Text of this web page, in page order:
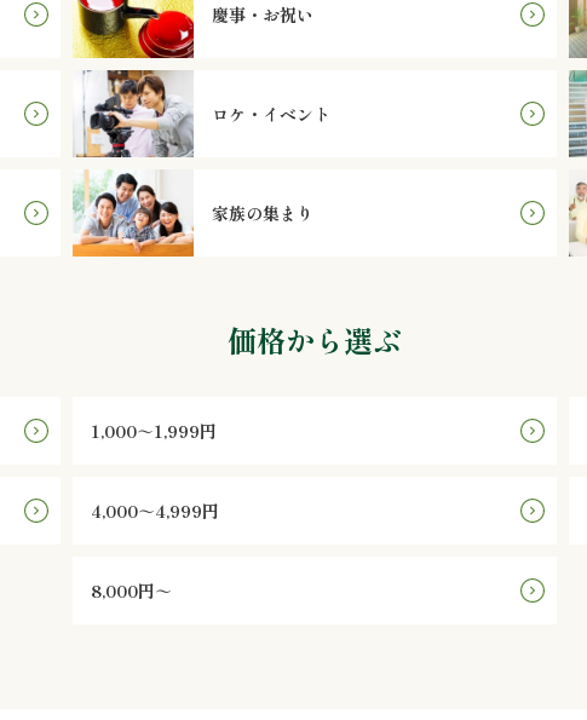
慶事・お祝い
ロケ・イベント
家族の集まり
価格から選ぶ
1,000～1,999円
4,000～4,999円
8,000円～